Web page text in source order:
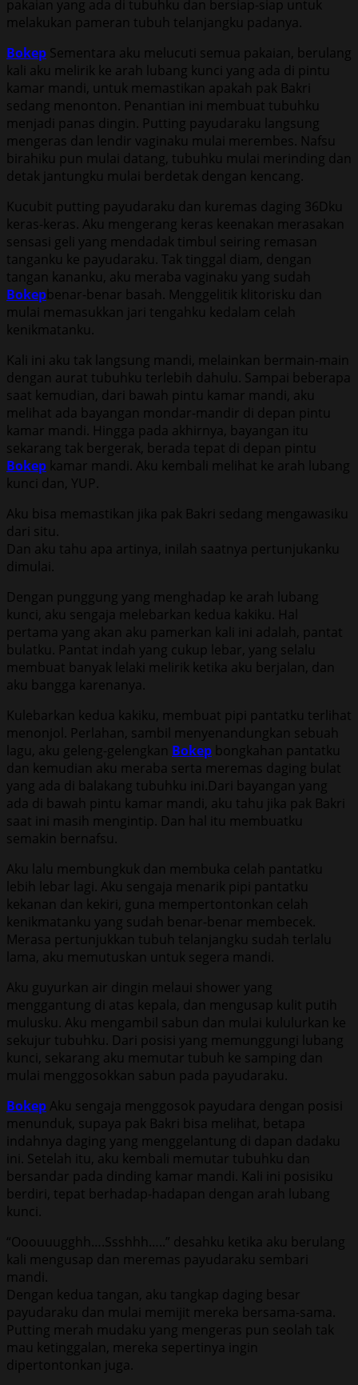
pakaian yang ada di tubuhku dan bersiap-siap untuk
melakukan pameran tubuh telanjangku padanya.
Bokep Sementara aku melucuti semua pakaian, berulang
kali aku melirik ke arah lubang kunci yang ada di pintu
kamar mandi, untuk memastikan apakah pak Bakri
sedang menonton. Penantian ini membuat tubuhku
menjadi panas dingin. Putting payudaraku langsung
mengeras dan lendir vaginaku mulai merembes. Nafsu
birahiku pun mulai datang, tubuhku mulai merinding dan
detak jantungku mulai berdetak dengan kencang.
Kucubit putting payudaraku dan kuremas daging 36Dku
keras-keras. Aku mengerang keras keenakan merasakan
sensasi geli yang mendadak timbul seiring remasan
tanganku ke payudaraku. Tak tinggal diam, dengan
tangan kananku, aku meraba vaginaku yang sudah
Bokepbenar-benar basah. Menggelitik klitorisku dan
mulai memasukkan jari tengahku kedalam celah
kenikmatanku.
Kali ini aku tak langsung mandi, melainkan bermain-main
dengan aurat tubuhku terlebih dahulu. Sampai beberapa
saat kemudian, dari bawah pintu kamar mandi, aku
melihat ada bayangan mondar-mandir di depan pintu
kamar mandi. Hingga pada akhirnya, bayangan itu
sekarang tak bergerak, berada tepat di depan pintu
Bokep kamar mandi. Aku kembali melihat ke arah lubang
kunci dan, YUP.
Aku bisa memastikan jika pak Bakri sedang mengawasiku
dari situ.
Dan aku tahu apa artinya, inilah saatnya pertunjukanku
dimulai.
Dengan punggung yang menghadap ke arah lubang
kunci, aku sengaja melebarkan kedua kakiku. Hal
pertama yang akan aku pamerkan kali ini adalah, pantat
bulatku. Pantat indah yang cukup lebar, yang selalu
membuat banyak lelaki melirik ketika aku berjalan, dan
aku bangga karenanya.
Kulebarkan kedua kakiku, membuat pipi pantatku terlihat
menonjol. Perlahan, sambil menyenandungkan sebuah
lagu, aku geleng-gelengkan Bokep bongkahan pantatku
dan kemudian aku meraba serta meremas daging bulat
yang ada di balakang tubuhku ini.Dari bayangan yang
ada di bawah pintu kamar mandi, aku tahu jika pak Bakri
saat ini masih mengintip. Dan hal itu membuatku
semakin bernafsu.
Aku lalu membungkuk dan membuka celah pantatku
lebih lebar lagi. Aku sengaja menarik pipi pantatku
kekanan dan kekiri, guna mempertontonkan celah
kenikmatanku yang sudah benar-benar membecek.
Merasa pertunjukkan tubuh telanjangku sudah terlalu
lama, aku memutuskan untuk segera mandi.
Aku guyurkan air dingin melaui shower yang
menggantung di atas kepala, dan mengusap kulit putih
mulusku. Aku mengambil sabun dan mulai kululurkan ke
sekujur tubuhku. Dari posisi yang memunggungi lubang
kunci, sekarang aku memutar tubuh ke samping dan
mulai menggosokkan sabun pada payudaraku.
Bokep Aku sengaja menggosok payudara dengan posisi
menunduk, supaya pak Bakri bisa melihat, betapa
indahnya daging yang menggelantung di dapan dadaku
ini. Setelah itu, aku kembali memutar tubuhku dan
bersandar pada dinding kamar mandi. Kali ini posisiku
berdiri, tepat berhadap-hadapan dengan arah lubang
kunci.
“Ooouuugghh….Ssshhh…..” desahku ketika aku berulang
kali mengusap dan meremas payudaraku sembari
mandi.
Dengan kedua tangan, aku tangkap daging besar
payudaraku dan mulai memijit mereka bersama-sama.
Putting merah mudaku yang mengeras pun seolah tak
mau ketinggalan, mereka sepertinya ingin
dipertontonkan juga.